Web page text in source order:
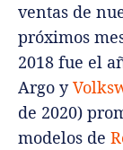
ventas de
próximos
2018 fue el
Argo y
de 2020)
modelos de